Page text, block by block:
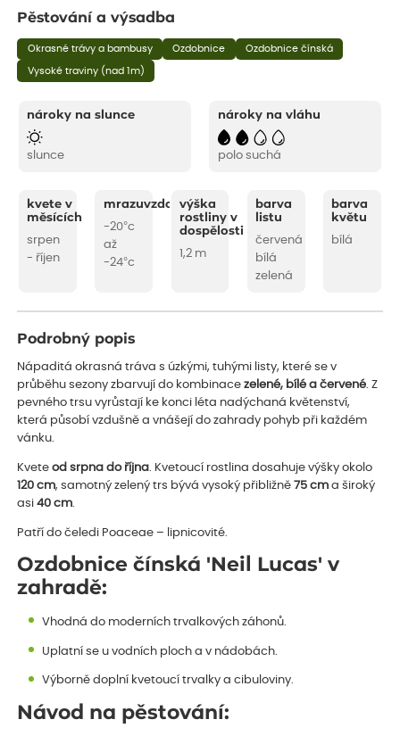
Pěstování a výsadba
Okrasné trávy a bambusy Ozdobnice Ozdobnice čínská
Vysoké traviny (nad 1m)
nároky na slunce
slunce
nároky na vláhu
polo suchá
kvete v
měsících
srpen
- říjen
mrazuvzdornost
-20°c
až
-24°c
výška
rostliny v
dospělosti
1,2 m
barva
listu
červená
bílá
zelená
barva
květu
bílá
Podrobný popis
Nápaditá okrasná tráva s úzkými, tuhými listy, které se v
průběhu sezony zbarvují do kombinacezelené, bílé a červené. Z
pevného trsu vyrůstají ke konci léta nadýchaná květenství,
která působí vzdušně a vnášejí do zahrady pohyb při každém
vánku.
Kveteod srpna do října. Kvetoucí rostlina dosahuje výšky okolo
120 cm, samotný zelený trs bývá vysoký přibližně75 cm a široký
asi40 cm.
Patří do čeledi Poaceae – lipnicovité.
Ozdobnice čínská 'Neil Lucas' v
zahradě:
Vhodná do moderních trvalkových záhonů.
Uplatní se u vodních ploch a v nádobách.
Výborně doplní kvetoucí trvalky a cibuloviny.
Návod na pěstování: